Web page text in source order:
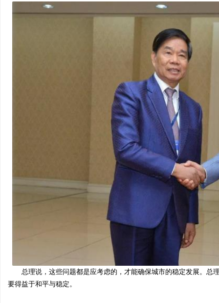
总理说，这些问题都是应考虑的，才能确保城市的稳定发展。总
要得益于和平与稳定。